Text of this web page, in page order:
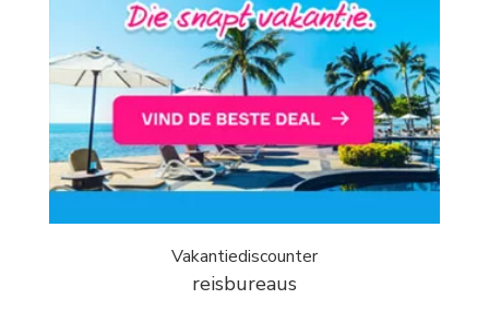
Vakantiediscounter
reisbureaus